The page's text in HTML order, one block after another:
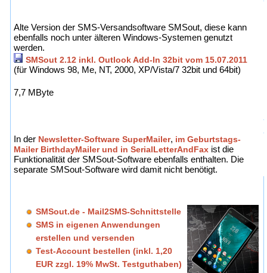
Alte Version der SMS-Versandsoftware SMSout, diese kann
ebenfalls noch unter älteren Windows-Systemen genutzt
werden.
SMSout 2.12 inkl. Outlook Add-In 32bit vom 15.07.2011
(für Windows 98, Me, NT, 2000, XP/Vista/7 32bit und 64bit)
7,7 MByte
In der Newsletter-Software SuperMailer, im Geburtstags-
Mailer BirthdayMailer und in SerialLetterAndFax ist die
Funktionalität der SMSout-Software ebenfalls enthalten. Die
separate SMSout-Software wird damit nicht benötigt.
SMSout.de - Mail2SMS-Schnittstelle
SMS in eigenen Anwendungen
erstellen und versenden
Test-Account bestellen (inkl. 1,20
EUR zzgl. 19% MwSt. Testguthaben)